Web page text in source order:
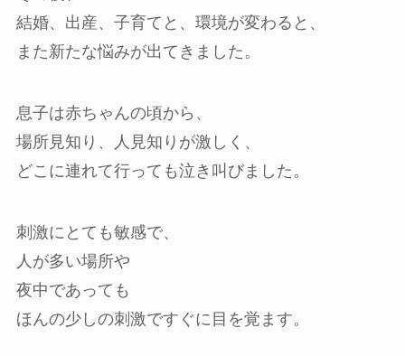
結婚、出産、子育てと、環境が変わると、
また新たな悩みが出てきました。
息子は赤ちゃんの頃から、
場所見知り、人見知りが激しく、
どこに連れて行っても泣き叫びました。
刺激にとても敏感で、
人が多い場所や
夜中であっても
ほんの少しの刺激ですぐに目を覚ます。